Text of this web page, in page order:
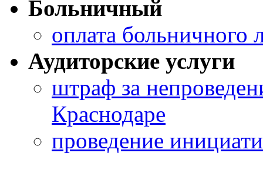
Больничный
оплата больничного
Аудиторские услуги
штраф за
Краснодаре
проведение